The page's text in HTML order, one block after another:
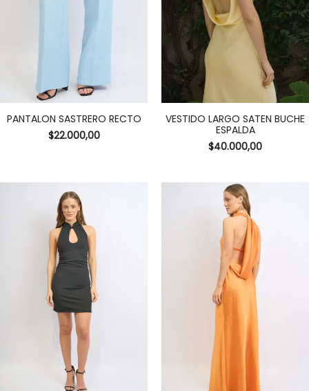
PANTALON SASTRERO RECTO
$22.000,00
VESTIDO LARGO SATEN BUCHE
ESPALDA
$40.000,00